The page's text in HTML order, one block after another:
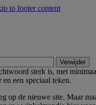
to footer content
Verwijder
sterk is, met
een speciaal teken.
op de nieuwe site. Maar